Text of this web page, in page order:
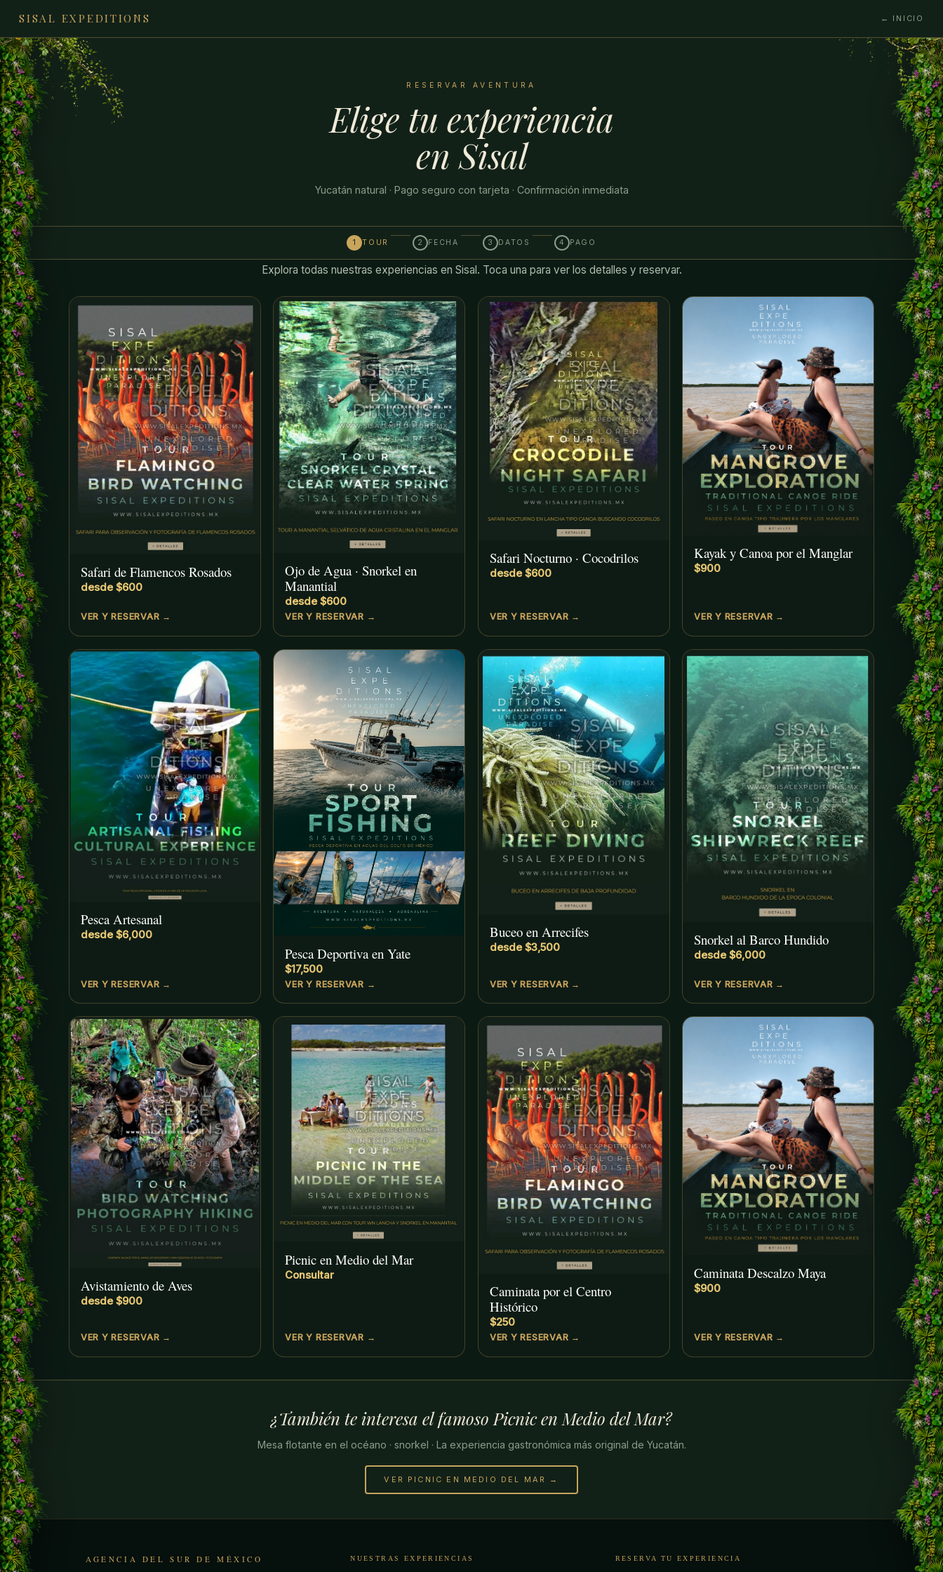
SISAL EXPEDITIONS ← INICIO
RESERVAR AVENTURA
Elige tu experiencia
en Sisal
Yucatán natural · Pago seguro con tarjeta · Confirmación inmediata
1 TOUR 2 FECHA 3 DATOS 4 PAGO
Explora todas nuestras experiencias en Sisal. Toca una para ver los detalles y reservar.
Safari de Flamencos Rosados
desde $600
VER Y RESERVAR →
Ojo de Agua · Snorkel en
Manantial
desde $600
VER Y RESERVAR →
Safari Nocturno · Cocodrilos
desde $600
VER Y RESERVAR →
Kayak y Canoa por el Manglar
$900
VER Y RESERVAR →
Pesca Artesanal
desde $6,000
VER Y RESERVAR →
Pesca Deportiva en Yate
$17,500
VER Y RESERVAR →
Buceo en Arrecifes
desde $3,500
VER Y RESERVAR →
Snorkel al Barco Hundido
desde $6,000
VER Y RESERVAR →
Avistamiento de Aves
desde $900
VER Y RESERVAR →
Picnic en Medio del Mar
Consultar
VER Y RESERVAR →
Caminata por el Centro
Histórico
$250
VER Y RESERVAR →
Caminata Descalzo Maya
$900
VER Y RESERVAR →
¿También te interesa el famoso Picnic en Medio del Mar?
Mesa flotante en el océano · snorkel · La experiencia gastronómica más original de Yucatán.
VER PICNIC EN MEDIO DEL MAR →
AGENCIA DEL SUR DE MÉXICO NUESTRAS EXPERIENCIAS RESERVA TU EXPERIENCIA